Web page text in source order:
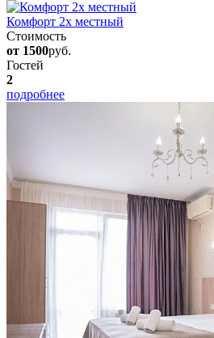
Комфорт 2х местный
Стоимость
от 1500руб.
Гостей
2
подробнее